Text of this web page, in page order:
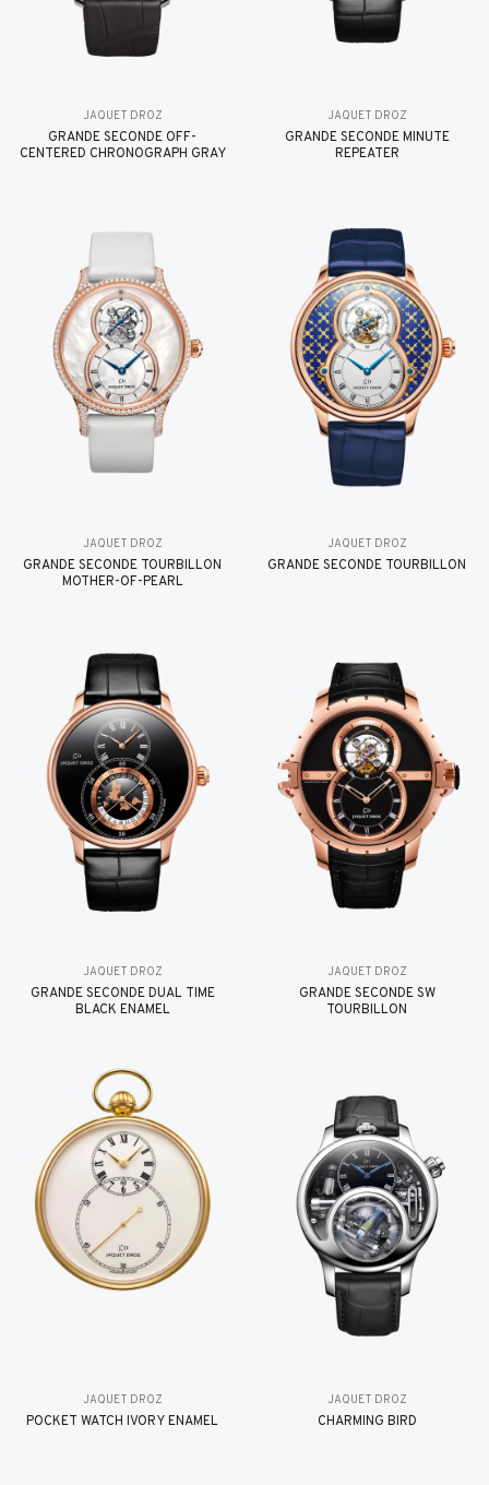
JAQUET DROZ
GRANDE SECONDE OFF-
CENTERED CHRONOGRAPH GRAY
JAQUET DROZ
GRANDE SECONDE MINUTE
REPEATER
JAQUET DROZ
GRANDE SECONDE TOURBILLON
MOTHER-OF-PEARL
JAQUET DROZ
GRANDE SECONDE TOURBILLON
JAQUET DROZ
GRANDE SECONDE DUAL TIME
BLACK ENAMEL
JAQUET DROZ
GRANDE SECONDE SW
TOURBILLON
JAQUET DROZ
POCKET WATCH IVORY ENAMEL
JAQUET DROZ
CHARMING BIRD